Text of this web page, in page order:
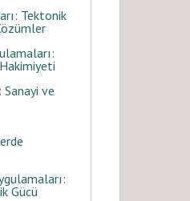
Tektonik
ve
Gücü